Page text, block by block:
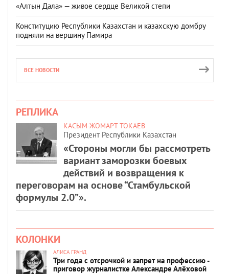
«Алтын Дала» — живое сердце Великой степи
Конституцию Республики Казахстан и казахскую домбру
подняли на вершину Памира
ВСЕ НОВОСТИ
РЕПЛИКА
КАСЫМ-ЖОМАРТ ТОКАЕВ
Президент Республики Казахстан
«Стороны могли бы рассмотреть
вариант заморозки боевых
действий и возвращения к
переговорам на основе “Стамбульской
формулы 2.0”».
КОЛОНКИ
АЛИСА ГРАНД
Три года с отсрочкой и запрет на профессию -
приговор журналистке Александре Алёховой